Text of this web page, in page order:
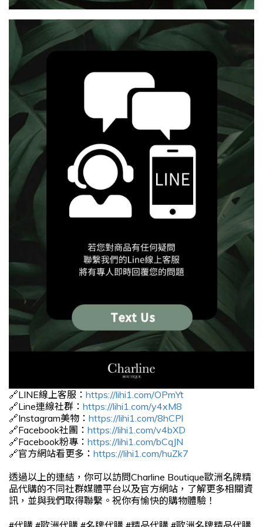
🔗LINE線上客服： https://lihi1.com/OPmYt
🔗Line連線社群： https://lihi1.com/y4xM8
🔗Instagram美物： https://lihi1.com/8hCPl
🔗Facebook社團： https://lihi1.com/v4bXD
🔗Facebook粉專： https://lihi1.com/bCqJN
🔗官方網站看更多： https://lihi1.com/huZk7
透過以上的連結，你可以訪問Charline Boutique歐洲名牌精
品代購的不同社群媒體平台以及官方網站，了解更多相關資
訊，並與我們取得聯繫。祝你有愉快的購物體驗！